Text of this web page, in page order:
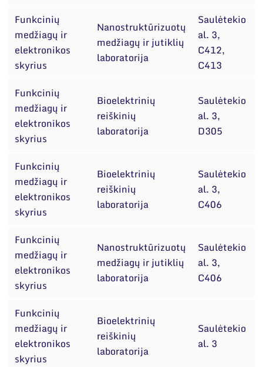
Funkcinių
medžiagų ir
elektronikos
skyrius
Nanostruktūrizuotų
medžiagų ir jutiklių
laboratorija
Saulėtekio
al. 3,
C412,
C413
Funkcinių
medžiagų ir
elektronikos
skyrius
Bioelektrinių
reiškinių
laboratorija
Saulėtekio
al. 3,
D305
Funkcinių
medžiagų ir
elektronikos
skyrius
Bioelektrinių
reiškinių
laboratorija
Saulėtekio
al. 3,
C406
Funkcinių
medžiagų ir
elektronikos
skyrius
Nanostruktūrizuotų
medžiagų ir jutiklių
laboratorija
Saulėtekio
al. 3,
C406
Funkcinių
medžiagų ir
elektronikos
skyrius
Bioelektrinių
reiškinių
laboratorija
Saulėtekio
al. 3